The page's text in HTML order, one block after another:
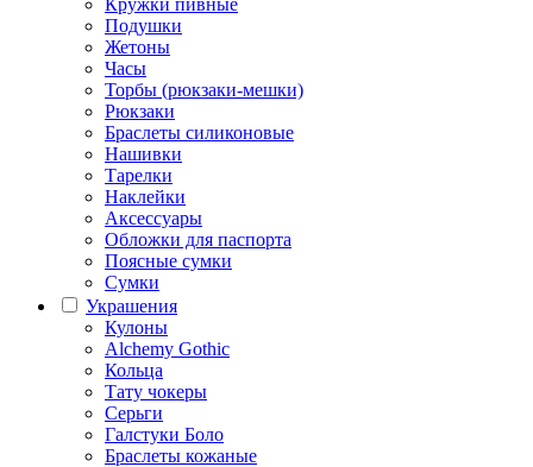
Кружки пивные
Подушки
Жетоны
Часы
Торбы (рюкзаки-мешки)
Рюкзаки
Браслеты силиконовые
Нашивки
Тарелки
Наклейки
Аксессуары
Обложки для паспорта
Поясные сумки
Сумки
Украшения
Кулоны
Alchemy Gothic
Кольца
Тату чокеры
Серьги
Галстуки Боло
Браслеты кожаные